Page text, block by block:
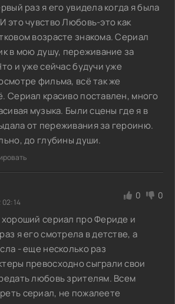
раз я его увидела когда я была
это чувство Любовь-это как
возрасте знакома. Сериал
в мою душу, переживание за
и уже сейчас будучи уже
фильма, всё так же
Сериал красиво поставлен, много
музыка. Были сцены где я в
от переживания за героиню.
до глубины души.
02:14
0 0
сериал про Фериде и
я его смотрела в детстве, а
- еще несколько раз
превосходно сыграли свои
любовь зрителям. Всем
сериал, не пожалеете